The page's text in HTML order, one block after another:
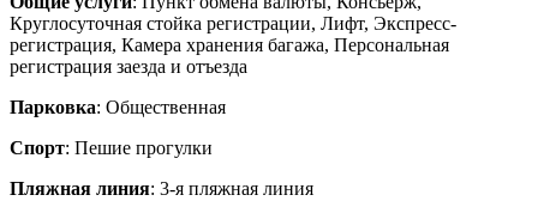
Круглосуточная стойка регистрации, Лифт, Экспресс-
регистрация, Камера хранения багажа, Персональная
регистрация заезда и отъезда
Парковка: Общественная
Спорт: Пешие прогулки
Пляжная линия: 3-я пляжная линия